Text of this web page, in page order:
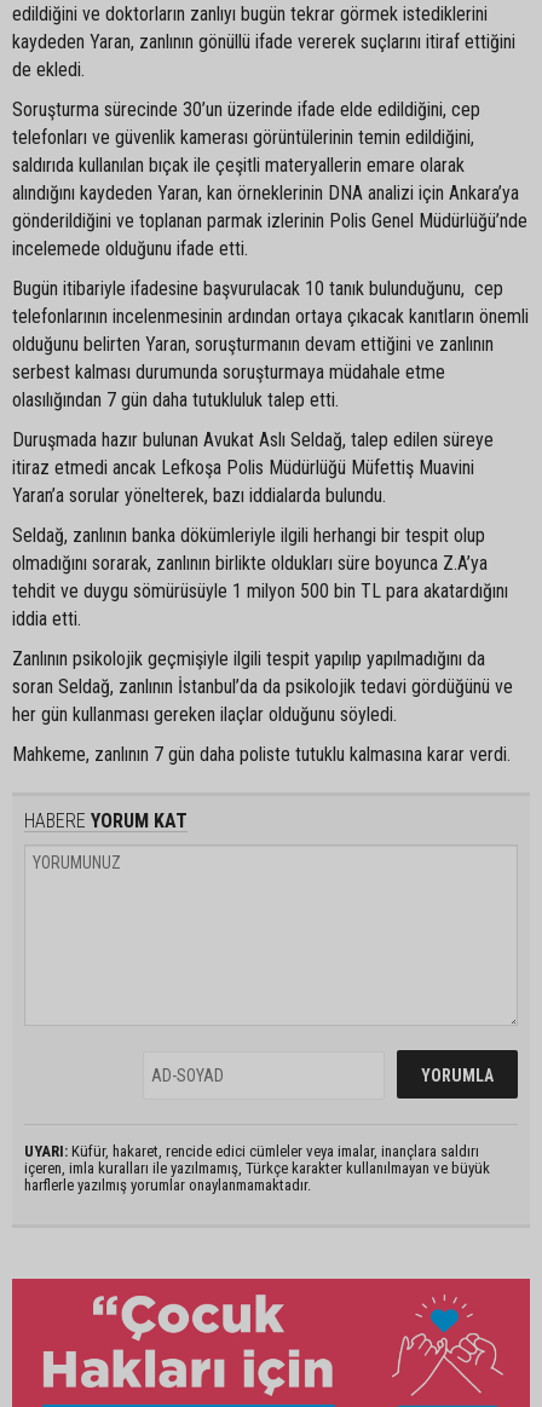
edildiğini ve doktorların zanlıyı bugün tekrar görmek istediklerini
kaydeden Yaran, zanlının gönüllü ifade vererek suçlarını itiraf ettiğini
de ekledi.
Soruşturma sürecinde 30’un üzerinde ifade elde edildiğini, cep
telefonları ve güvenlik kamerası görüntülerinin temin edildiğini,
saldırıda kullanılan bıçak ile çeşitli materyallerin emare olarak
alındığını kaydeden Yaran, kan örneklerinin DNA analizi için Ankara’ya
gönderildiğini ve toplanan parmak izlerinin Polis Genel Müdürlüğü’nde
incelemede olduğunu ifade etti.
Bugün itibariyle ifadesine başvurulacak 10 tanık bulunduğunu, cep
telefonlarının incelenmesinin ardından ortaya çıkacak kanıtların önemli
olduğunu belirten Yaran, soruşturmanın devam ettiğini ve zanlının
serbest kalması durumunda soruşturmaya müdahale etme
olasılığından 7 gün daha tutukluluk talep etti.
Duruşmada hazır bulunan Avukat Aslı Seldağ, talep edilen süreye
itiraz etmedi ancak Lefkoşa Polis Müdürlüğü Müfettiş Muavini
Yaran’a sorular yönelterek, bazı iddialarda bulundu.
Seldağ, zanlının banka dökümleriyle ilgili herhangi bir tespit olup
olmadığını sorarak, zanlının birlikte oldukları süre boyunca Z.A’ya
tehdit ve duygu sömürüsüyle 1 milyon 500 bin TL para akatardığını
iddia etti.
Zanlının psikolojik geçmişiyle ilgili tespit yapılıp yapılmadığını da
soran Seldağ, zanlının İstanbul’da da psikolojik tedavi gördüğünü ve
her gün kullanması gereken ilaçlar olduğunu söyledi.
Mahkeme, zanlının 7 gün daha poliste tutuklu kalmasına karar verdi.
HABERE YORUM KAT
UYARI: Küfür, hakaret, rencide edici cümleler veya imalar, inançlara saldırı
içeren, imla kuralları ile yazılmamış, Türkçe karakter kullanılmayan ve büyük
harflerle yazılmış yorumlar onaylanmamaktadır.